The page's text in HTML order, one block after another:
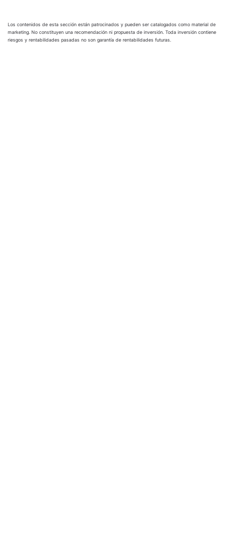
Los contenidos de esta sección están patrocinados y pueden ser catalogados como material de
marketing. No constituyen una recomendación ni propuesta de inversión. Toda inversión contiene
riesgos y rentabilidades pasadas no son garantía de rentabilidades futuras.